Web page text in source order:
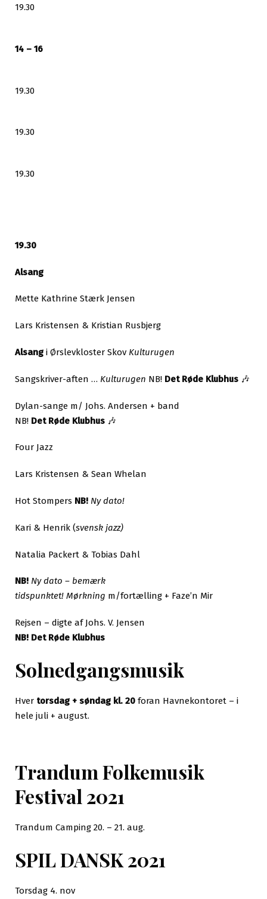
19.30
14 – 16
19.30
19.30
19.30
19.30
Alsang
Mette Kathrine Stærk Jensen
Lars Kristensen & Kristian Rusbjerg
Alsang i Ørslevkloster Skov Kulturugen
Sangskriver-aften … Kulturugen NB! Det Røde Klubhus 🎶
Dylan-sange m/ Johs. Andersen + band
NB! Det Røde Klubhus 🎶
Four Jazz
Lars Kristensen & Sean Whelan
Hot Stompers NB! Ny dato!
Kari & Henrik (svensk jazz)
Natalia Packert & Tobias Dahl
NB! Ny dato – bemærk
tidspunktet! Mørkning m/fortælling + Faze’n Mir
Rejsen – digte af Johs. V. Jensen
NB! Det Røde Klubhus
Solnedgangsmusik
Hver torsdag + søndag kl. 20 foran Havnekontoret – i
hele juli + august.
Trandum Folkemusik
Festival 2021
Trandum Camping 20. – 21. aug.
SPIL DANSK 2021
Torsdag 4. nov